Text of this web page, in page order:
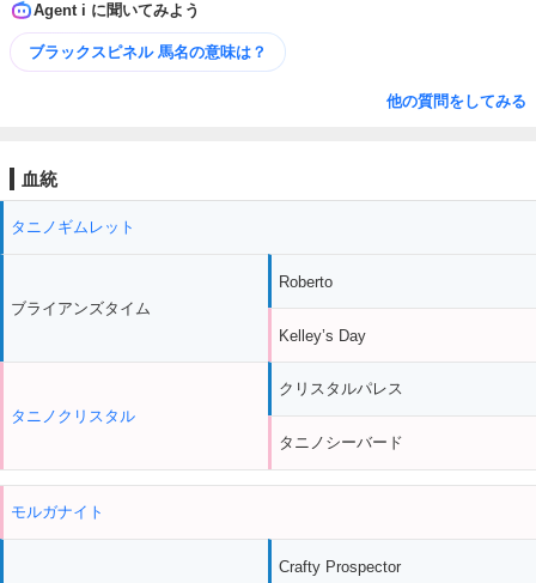
Agent i に聞いてみよう
ブラックスピネル 馬名の意味は？
他の質問をしてみる
血統
タニノギムレット
ブライアンズタイム
タニノクリスタル
Roberto
Kelley’s Day
クリスタルパレス
タニノシーバード
モルガナイト
Crafty Prospector